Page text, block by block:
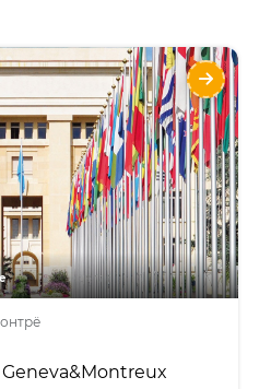
Geneva&Montreux
Курсы
Языки
MBA
Master’s Degree